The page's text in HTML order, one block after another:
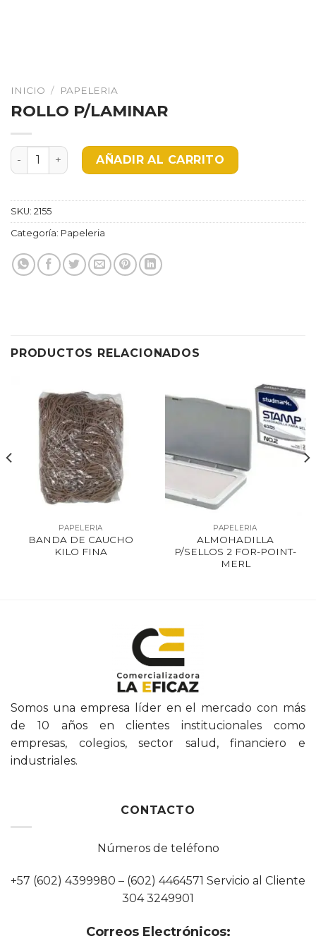
INICIO / PAPELERIA
ROLLO P/LAMINAR
ROLLO P/LAMINAR cantidadAÑADIR AL CARRITO
SKU: 2155
Categoría: Papeleria
PRODUCTOS RELACIONADOS
PAPELERIA
BANDA DE CAUCHO
KILO FINA
PAPELERIA
ALMOHADILLA
P/SELLOS 2 FOR-POINT-
MERL
Somos una empresa líder en el mercado con más
de 10 años en clientes institucionales como
empresas, colegios, sector salud, financiero e
industriales.
CONTACTO
Números de teléfono
+57 (602) 4399980 – (602) 4464571 Servicio al Cliente
304 3249901
Correos Electrónicos: